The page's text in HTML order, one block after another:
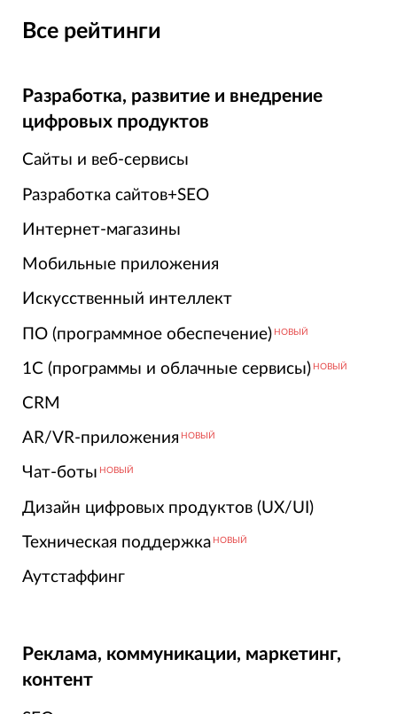
Все рейтинги
Разработка, развитие и внедрение
цифровых продуктов
Сайты и веб-сервисы
Разработка сайтов+SEO
Интернет-магазины
Мобильные приложения
Искусственный интеллект
ПО (программное обеспечение) НОВЫЙ
1С (программы и облачные сервисы) НОВЫЙ
CRM
AR/VR-приложения НОВЫЙ
Чат-боты НОВЫЙ
Дизайн цифровых продуктов (UX/UI)
Техническая поддержка НОВЫЙ
Аутстаффинг
Реклама, коммуникации, маркетинг,
контент